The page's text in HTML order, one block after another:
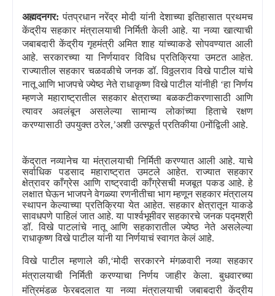
अह्मदनगर:पंतप्रधान नरेंद्र मोदी यांनी देशाच्या इतिहासात प्रथमच
केंद्रीय सहकार मंत्रालयाची निर्मिती केली आहे. या नव्या खात्याची
जबाबदारी केंद्रीय गृहमंत्री अमित शाह यांच्याकडे सोपवण्यात आली
आहे. सरकारच्या या निर्णयावर विविध प्रतिक्रिया उमटत आहेत.
राज्यातील सहकार चळवळीचे जनक डॉ. विठ्ठलराव विखे पाटील यांचे
नातू आणि भाजपचे ज्येष्ठ नेते राधाकृष्ण विखे पाटील यांनीही ‘हा निर्णय
म्हणजे महाराष्ट्रातील सहकार क्षेत्राच्या बळकटीकरणासाठी आणि
त्यावर अवलंबून असलेल्या सामान्य लोकांच्या हिताचे रक्षण
करण्यासाठी उपयुक्त ठरेल,’अशी उत्स्फूर्त प्रतिकीया 0नोंद्विली आहे.
केंद्रात नव्यानेच या मंत्रालयाची निर्मिती करण्यात आली आहे. याचे
सर्वाधिक पडसाद महाराष्ट्रात उमटले आहेत. राज्यात सहकार
क्षेत्रावर काँग्रेस आणि राष्ट्रवादी काँग्रेसची मजबूत पकड आहे. हे
लक्षात घेऊन भाजपने वेगळ्या रणनीतीचा भाग म्हणून सहकार मंत्रालय
स्थापन केल्याच्या प्रतिक्रिया येत आहेत. सहकार क्षेत्रातून याकडे
सावधपणे पाहिलं जात आहे. या पार्श्वभूमीवर सहकारचे जनक पद्मश्री
डॉ. विखे पाटलांचे नातू आणि सहकारातील ज्येष्ठ नेते असलेल्या
राधाकृष्ण विखे पाटील यांनी या निर्णयाचं स्वागत केलं आहे.
विखे पाटील म्हणाले की,‘मोदी सरकारने मंगळवारी नव्या सहकार
मंत्रालयाची निर्मिती करण्याचा निर्णय जाहीर केला. बुधवारच्या
मंत्रिमंडळ फेरबदलात या नव्या मंत्रालयाची जबाबदारी केंद्रीय